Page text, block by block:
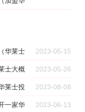
华莱士 2023-05-15
士大概 2023-05-26
莱士投 2023-08-08
一家华 2023-06-13